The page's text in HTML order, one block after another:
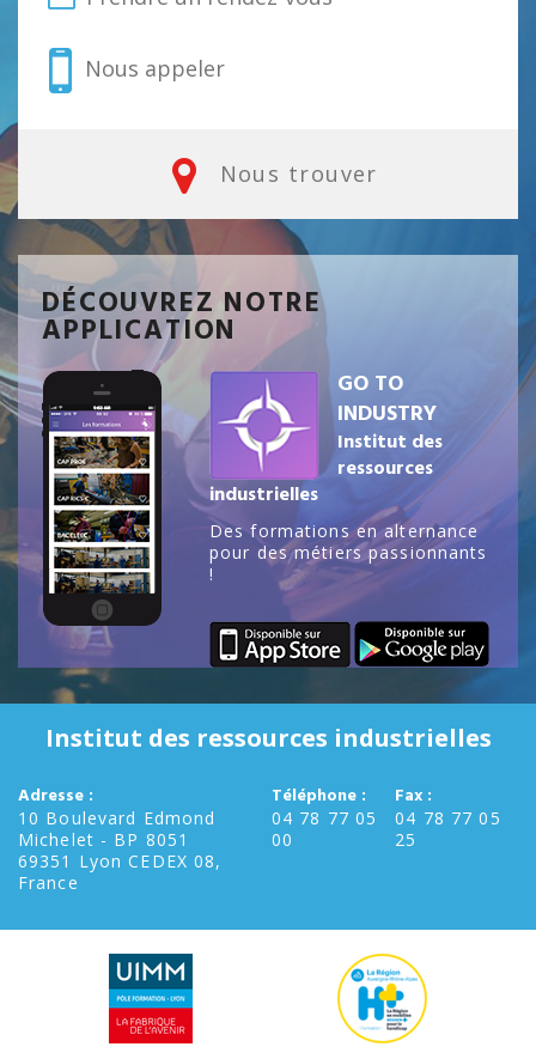
Nous appeler
Nous trouver
DÉCOUVREZ NOTRE
APPLICATION
GO TO
INDUSTRY
Institut des
ressources
industrielles
Des formations en alternance
pour des métiers passionnants
!
Institut des ressources industrielles
Adresse :
10 Boulevard Edmond
Michelet - BP 8051
69351 Lyon CEDEX 08,
France
Téléphone :
04 78 77 05
00
Fax :
04 78 77 05
25